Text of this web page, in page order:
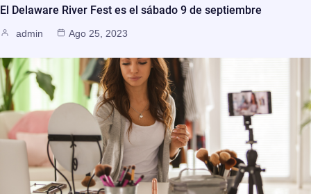
El Delaware River Fest es el sábado 9 de septiembre
admin Ago 25, 2023